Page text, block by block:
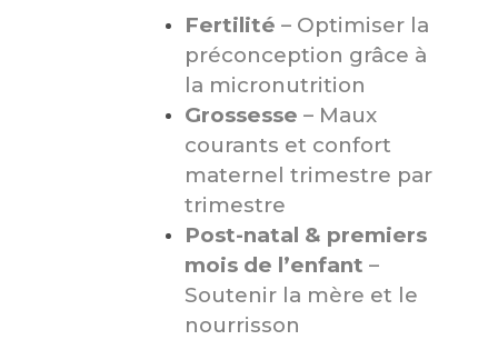
Fertilité – Optimiser la
préconception grâce à
la micronutrition
Grossesse – Maux
courants et confort
maternel trimestre par
trimestre
Post-natal & premiers
mois de l’enfant –
Soutenir la mère et le
nourrisson